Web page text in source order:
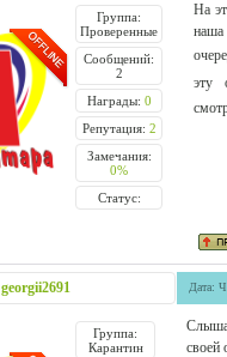
Группа:
Проверенные
Сообщений:
2
Награды: 0
Репутация: 2
Замечания:
0%
Статус:
На
наша
эту
georgii2691 Дата:
Группа:
Карантин
своей